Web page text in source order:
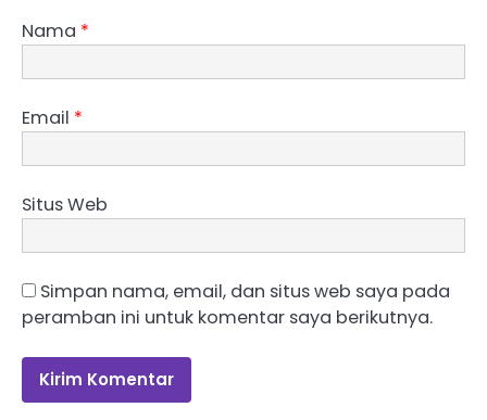
Nama *
Email *
Situs Web
Simpan nama, email, dan situs web saya pada
peramban ini untuk komentar saya berikutnya.